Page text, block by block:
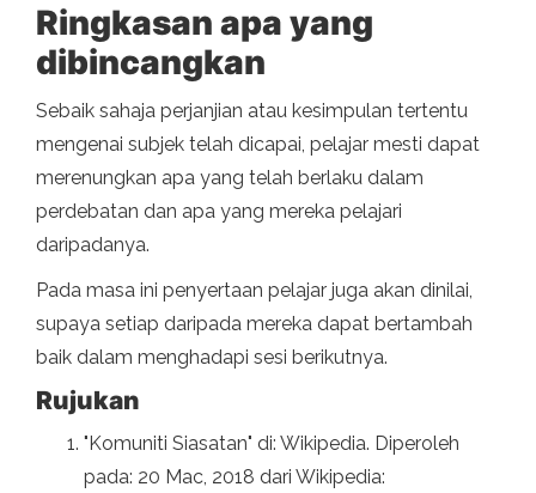
Ringkasan apa yang
dibincangkan
Sebaik sahaja perjanjian atau kesimpulan tertentu
mengenai subjek telah dicapai, pelajar mesti dapat
merenungkan apa yang telah berlaku dalam
perdebatan dan apa yang mereka pelajari
daripadanya.
Pada masa ini penyertaan pelajar juga akan dinilai,
supaya setiap daripada mereka dapat bertambah
baik dalam menghadapi sesi berikutnya.
Rujukan
"Komuniti Siasatan" di: Wikipedia. Diperoleh
pada: 20 Mac, 2018 dari Wikipedia: